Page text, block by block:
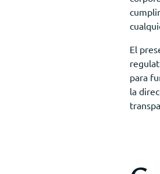
El
para
la